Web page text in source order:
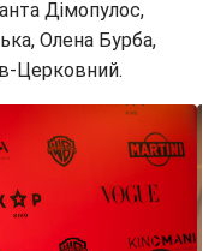
Дімопулос,
Олена Бурба,
Церковний.